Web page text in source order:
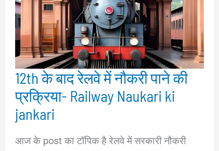
12th के बाद रेलवे में नौकरी पाने की
प्रक्रिया- Railway Naukari ki
jankari
आज के post का टॉपिक है रेलवे में सरकारी नौकरी